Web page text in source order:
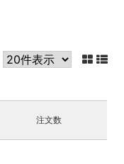
注文数